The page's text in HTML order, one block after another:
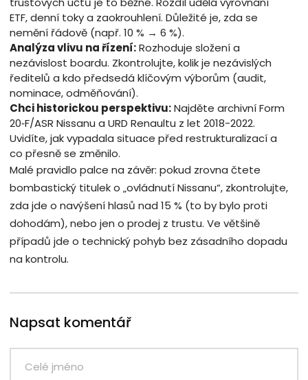
ETF, denní toky a zaokrouhlení. Důležité je, zda se
nemění řádově (např. 10 % → 6 %).
Analýza vlivu na řízení:Rozhoduje složení a
nezávislost boardu. Zkontrolujte, kolik je nezávislých
ředitelů a kdo předsedá klíčovým výborům (audit,
nominace, odměňování).
Chci historickou perspektivu:Najděte archivní Form
20‑F/ASR Nissanu a URD Renaultu z let 2018-2022.
Uvidíte, jak vypadala situace před restrukturalizací a
co přesně se změnilo.
Malé pravidlo palce na závěr: pokud zrovna čtete
bombastický titulek o „ovládnutí Nissanu“, zkontrolujte,
zda jde o navýšení hlasů nad 15 % (to by bylo proti
dohodám), nebo jen o prodej z trustu. Ve většině
případů jde o technický pohyb bez zásadního dopadu
na kontrolu.
Napsat komentář